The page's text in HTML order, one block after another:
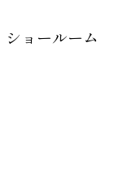
ショールーム